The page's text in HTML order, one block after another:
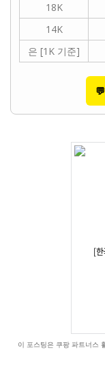
18K
14K
은 [1K 기준]
이 포스팅은 쿠팡 파트너스